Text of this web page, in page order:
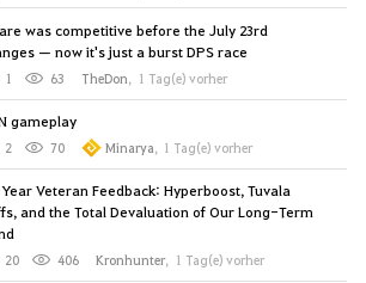
was competitive before the July 23rd
— now it's just a burst DPS race
1 63 TheDon, 1 Tag(e) vorher
gameplay
2 70 Minarya, 1 Tag(e) vorher
Veteran Feedback: Hyperboost, Tuvala
and the Total Devaluation of Our Long-Term
20 406 Kronhunter, 1 Tag(e) vorher